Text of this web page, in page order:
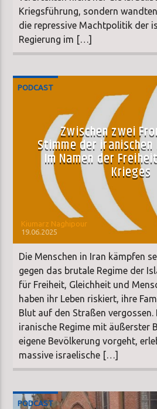
Kriegsführung, sondern
die repressive Machtpolitik der
Regierung im […]
PODCAST
Zwischen zwei
Stimme der
Im Namen der
Krieges
Kiumarz Naghipour
19.06.2025
Die Menschen in Iran kämpfen
gegen das brutale Regime der
für Freiheit, Gleichheit und
haben ihr Leben riskiert, ihre
Blut auf den Straßen
iranische Regime mit äußerster
eigene Bevölkerung vorgeht,
massive israelische […]
PODCAST